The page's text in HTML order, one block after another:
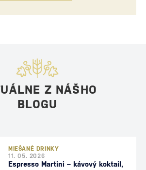
Z NÁŠHO
BLOGU
MIEŠANÉ DRINKY
11. 05. 2026
Espresso Martini – kávový koktail,